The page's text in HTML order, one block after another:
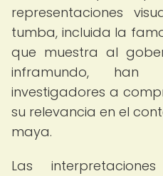
representaciones
tumba, incluida la
que muestra al
inframundo,
investigadores a
su relevancia en el
maya.
Las